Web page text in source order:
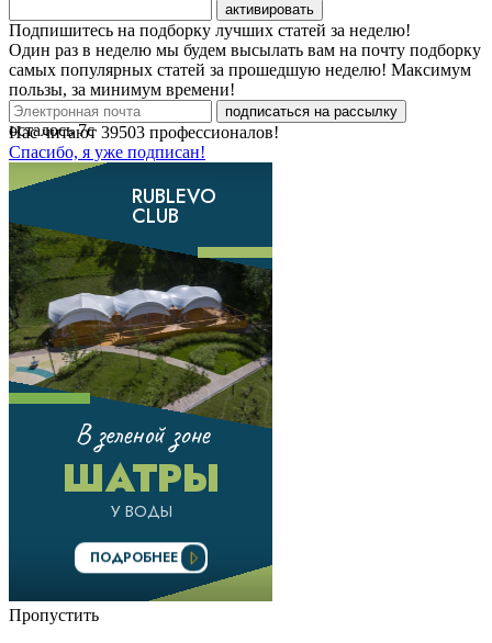
активировать
Подпишитесь на подборку лучших статей за неделю!
Один раз в неделю мы будем высылать вам на почту подборку
самых популярных статей за прошедшую неделю! Максимум
пользы, за минимум времени!
подписаться на рассылку
Нас читают 39503 профессионалов!
Спасибо, я уже подписан!
осталось7с
Пропустить